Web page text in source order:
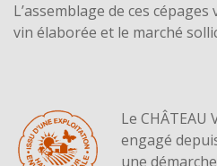
L’assemblage de ces
vin élaborée et le marché
Le CHÂTEAU
engagé
une